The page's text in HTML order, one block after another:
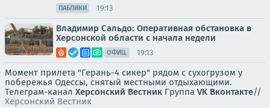
ПАБЛИКИ 19:13
Владимир Сальдо: Оперативная обстановка в
Херсонской области с начала недели
ОФИЦ. 19:13
Момент прилета "Герань-4 сикер" рядом с сухогрузом у
побережья Одессы, снятый местными отдыхающими.
Телеграм-канал Херсонский Вестник Группа VK Вконтакте//
Херсонский Вестник